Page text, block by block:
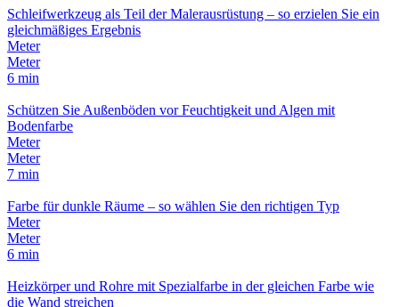
Schleifwerkzeug als Teil der Malerausrüstung – so erzielen Sie ein
gleichmäßiges Ergebnis
Meter
Meter
6 min
Schützen Sie Außenböden vor Feuchtigkeit und Algen mit
Bodenfarbe
Meter
Meter
7 min
Farbe für dunkle Räume – so wählen Sie den richtigen Typ
Meter
Meter
6 min
Heizkörper und Rohre mit Spezialfarbe in der gleichen Farbe wie
die Wand streichen